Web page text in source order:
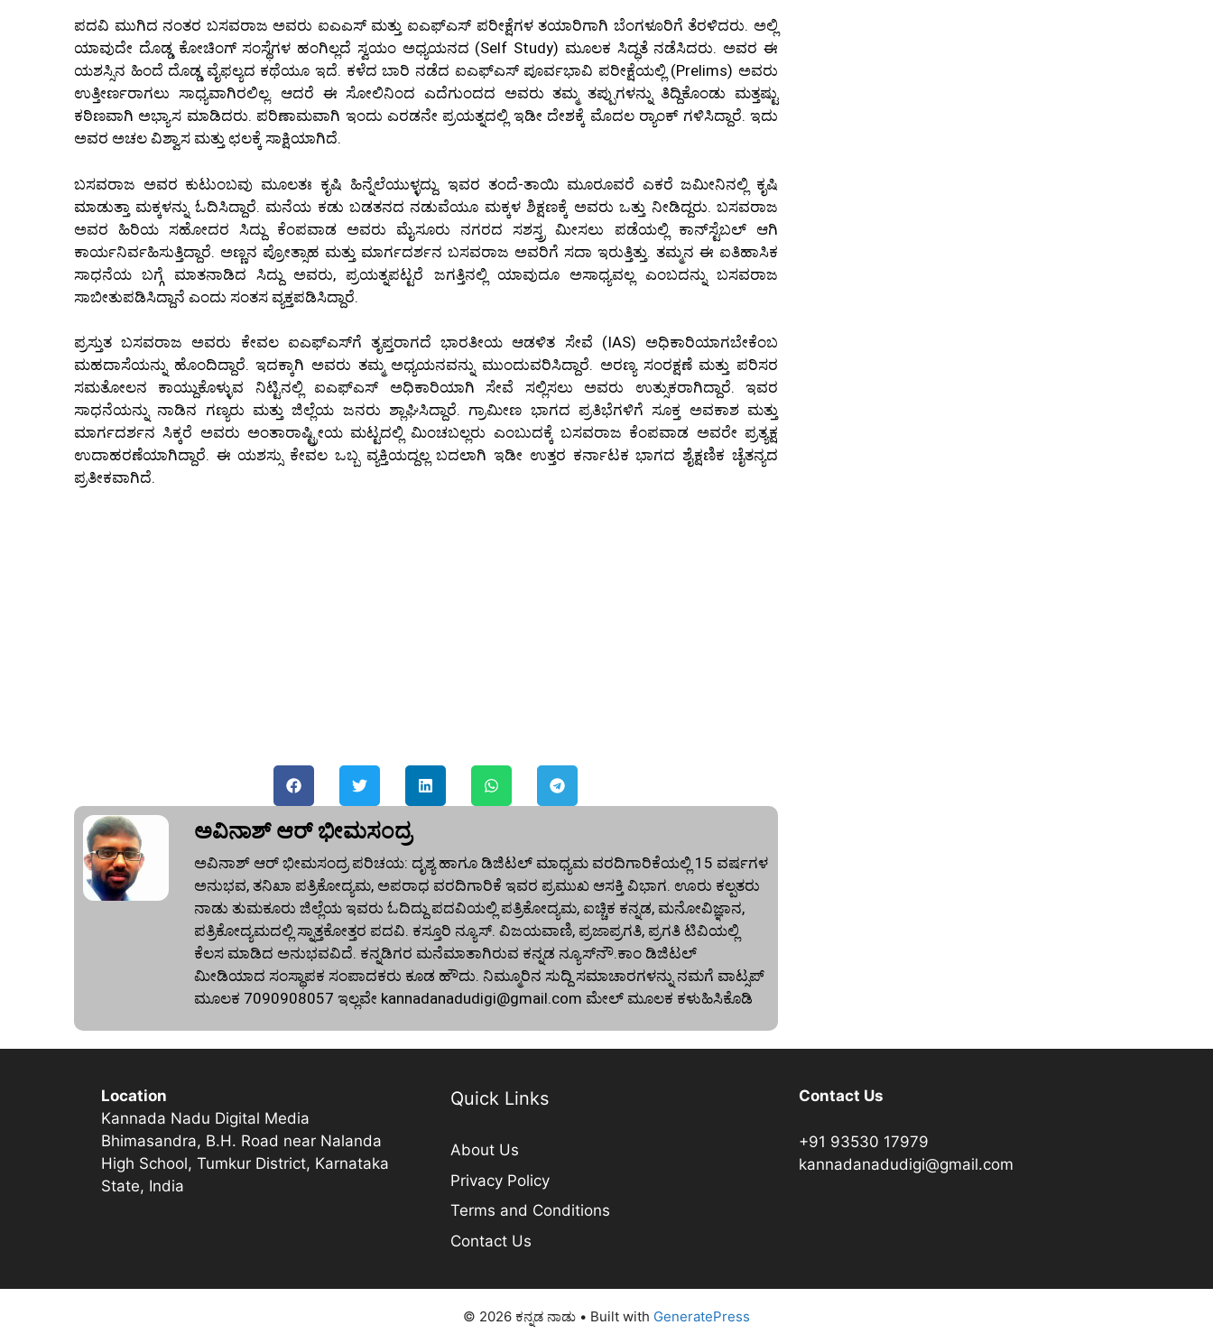
ಪದವಿ ಮುಗಿದ ನಂತರ ಬಸವರಾಜ ಅವರು ಐಎಎಸ್‌ ಮತ್ತು ಐಎಫ್‌ಎಸ್‌ ಪರೀಕ್ಷೆಗಳ ತಯಾರಿಗಾಗಿ ಬೆಂಗಳೂರಿಗೆ ತೆರಳಿದರು. ಅಲ್ಲಿ
ಯಾವುದೇ ದೊಡ್ಡ ಕೋಚಿಂಗ್ ಸಂಸ್ಥೆಗಳ ಹಂಗಿಲ್ಲದೆ ಸ್ವಯಂ ಅಧ್ಯಯನದ (Self Study) ಮೂಲಕ ಸಿದ್ಧತೆ ನಡೆಸಿದರು. ಅವರ ಈ
ಯಶಸ್ಸಿನ ಹಿಂದೆ ದೊಡ್ಡ ವೈಫಲ್ಯದ ಕಥೆಯೂ ಇದೆ. ಕಳೆದ ಬಾರಿ ನಡೆದ ಐಎಫ್‌ಎಸ್‌ ಪೂರ್ವಭಾವಿ ಪರೀಕ್ಷೆಯಲ್ಲಿ (Prelims) ಅವರು
ಉತ್ತೀರ್ಣರಾಗಲು ಸಾಧ್ಯವಾಗಿರಲಿಲ್ಲ. ಆದರೆ ಈ ಸೋಲಿನಿಂದ ಎದೆಗುಂದದ ಅವರು ತಮ್ಮ ತಪ್ಪುಗಳನ್ನು ತಿದ್ದಿಕೊಂಡು ಮತ್ತಷ್ಟು
ಕಠಿಣವಾಗಿ ಅಭ್ಯಾಸ ಮಾಡಿದರು. ಪರಿಣಾಮವಾಗಿ ಇಂದು ಎರಡನೇ ಪ್ರಯತ್ನದಲ್ಲಿ ಇಡೀ ದೇಶಕ್ಕೆ ಮೊದಲ ರ್‍ಯಾಂಕ್ ಗಳಿಸಿದ್ದಾರೆ. ಇದು
ಅವರ ಅಚಲ ವಿಶ್ವಾಸ ಮತ್ತು ಛಲಕ್ಕೆ ಸಾಕ್ಷಿಯಾಗಿದೆ.
ಬಸವರಾಜ ಅವರ ಕುಟುಂಬವು ಮೂಲತಃ ಕೃಷಿ ಹಿನ್ನೆಲೆಯುಳ್ಳದ್ದು. ಇವರ ತಂದೆ-ತಾಯಿ ಮೂರೂವರೆ ಎಕರೆ ಜಮೀನಿನಲ್ಲಿ ಕೃಷಿ
ಮಾಡುತ್ತಾ ಮಕ್ಕಳನ್ನು ಓದಿಸಿದ್ದಾರೆ. ಮನೆಯ ಕಡು ಬಡತನದ ನಡುವೆಯೂ ಮಕ್ಕಳ ಶಿಕ್ಷಣಕ್ಕೆ ಅವರು ಒತ್ತು ನೀಡಿದ್ದರು. ಬಸವರಾಜ
ಅವರ ಹಿರಿಯ ಸಹೋದರ ಸಿದ್ದು ಕೆಂಪವಾಡ ಅವರು ಮೈಸೂರು ನಗರದ ಸಶಸ್ತ್ರ ಮೀಸಲು ಪಡೆಯಲ್ಲಿ ಕಾನ್‌ಸ್ಟೆಬಲ್‌ ಆಗಿ
ಕಾರ್ಯನಿರ್ವಹಿಸುತ್ತಿದ್ದಾರೆ. ಅಣ್ಣನ ಪ್ರೋತ್ಸಾಹ ಮತ್ತು ಮಾರ್ಗದರ್ಶನ ಬಸವರಾಜ ಅವರಿಗೆ ಸದಾ ಇರುತ್ತಿತ್ತು. ತಮ್ಮನ ಈ ಐತಿಹಾಸಿಕ
ಸಾಧನೆಯ ಬಗ್ಗೆ ಮಾತನಾಡಿದ ಸಿದ್ದು ಅವರು, ಪ್ರಯತ್ನಪಟ್ಟರೆ ಜಗತ್ತಿನಲ್ಲಿ ಯಾವುದೂ ಅಸಾಧ್ಯವಲ್ಲ ಎಂಬದನ್ನು ಬಸವರಾಜ
ಸಾಬೀತುಪಡಿಸಿದ್ದಾನೆ ಎಂದು ಸಂತಸ ವ್ಯಕ್ತಪಡಿಸಿದ್ದಾರೆ.
ಪ್ರಸ್ತುತ ಬಸವರಾಜ ಅವರು ಕೇವಲ ಐಎಫ್‌ಎಸ್‌ಗೆ ತೃಪ್ತರಾಗದೆ ಭಾರತೀಯ ಆಡಳಿತ ಸೇವೆ (IAS) ಅಧಿಕಾರಿಯಾಗಬೇಕೆಂಬ
ಮಹದಾಸೆಯನ್ನು ಹೊಂದಿದ್ದಾರೆ. ಇದಕ್ಕಾಗಿ ಅವರು ತಮ್ಮ ಅಧ್ಯಯನವನ್ನು ಮುಂದುವರಿಸಿದ್ದಾರೆ. ಅರಣ್ಯ ಸಂರಕ್ಷಣೆ ಮತ್ತು ಪರಿಸರ
ಸಮತೋಲನ ಕಾಯ್ದುಕೊಳ್ಳುವ ನಿಟ್ಟಿನಲ್ಲಿ ಐಎಫ್‌ಎಸ್‌ ಅಧಿಕಾರಿಯಾಗಿ ಸೇವೆ ಸಲ್ಲಿಸಲು ಅವರು ಉತ್ಸುಕರಾಗಿದ್ದಾರೆ. ಇವರ
ಸಾಧನೆಯನ್ನು ನಾಡಿನ ಗಣ್ಯರು ಮತ್ತು ಜಿಲ್ಲೆಯ ಜನರು ಶ್ಲಾಘಿಸಿದ್ದಾರೆ. ಗ್ರಾಮೀಣ ಭಾಗದ ಪ್ರತಿಭೆಗಳಿಗೆ ಸೂಕ್ತ ಅವಕಾಶ ಮತ್ತು
ಮಾರ್ಗದರ್ಶನ ಸಿಕ್ಕರೆ ಅವರು ಅಂತಾರಾಷ್ಟ್ರೀಯ ಮಟ್ಟದಲ್ಲಿ ಮಿಂಚಬಲ್ಲರು ಎಂಬುದಕ್ಕೆ ಬಸವರಾಜ ಕೆಂಪವಾಡ ಅವರೇ ಪ್ರತ್ಯಕ್ಷ
ಉದಾಹರಣೆಯಾಗಿದ್ದಾರೆ. ಈ ಯಶಸ್ಸು ಕೇವಲ ಒಬ್ಬ ವ್ಯಕ್ತಿಯದ್ದಲ್ಲ ಬದಲಾಗಿ ಇಡೀ ಉತ್ತರ ಕರ್ನಾಟಕ ಭಾಗದ ಶೈಕ್ಷಣಿಕ ಚೈತನ್ಯದ
ಪ್ರತೀಕವಾಗಿದೆ.
ಅವಿನಾಶ್‌ ಆರ್‌ ಭೀಮಸಂದ್ರ
ಅವಿನಾಶ್‌ ಆರ್‌ ಭೀಮಸಂದ್ರ ಪರಿಚಯ: ದೃಶ್ಯ ಹಾಗೂ ಡಿಜಿಟಲ್ ಮಾಧ್ಯಮ ವರದಿಗಾರಿಕೆಯಲ್ಲಿ 15 ವರ್ಷಗಳ
ಅನುಭವ, ತನಿಖಾ ಪತ್ರಿಕೋದ್ಯಮ, ಅಪರಾಧ ವರದಿಗಾರಿಕೆ ಇವರ ಪ್ರಮುಖ ಆಸಕ್ತಿ ವಿಭಾಗ. ಊರು ಕಲ್ಪತರು
ನಾಡು ತುಮಕೂರು ಜಿಲ್ಲೆಯ ಇವರು ಓದಿದ್ದು ಪದವಿಯಲ್ಲಿ ಪತ್ರಿಕೋದ್ಯಮ, ಐಚ್ಚಿಕ ಕನ್ನಡ, ಮನೋವಿಜ್ಞಾನ,
ಪತ್ರಿಕೋದ್ಯಮದಲ್ಲಿ ಸ್ನಾತ್ತಕೋತ್ತರ ಪದವಿ. ಕಸ್ತೂರಿ ನ್ಯೂಸ್‌. ವಿಜಯವಾಣಿ, ಪ್ರಜಾಪ್ರಗತಿ, ಪ್ರಗತಿ ಟಿವಿಯಲ್ಲಿ
ಕೆಲಸ ಮಾಡಿದ ಅನುಭವವಿದೆ. ಕನ್ನಡಿಗರ ಮನೆಮಾತಾಗಿರುವ ಕನ್ನಡ ನ್ಯೂಸ್‌ನೌ.ಕಾಂ ಡಿಜಿಟಲ್‌
ಮೀಡಿಯಾದ ಸಂಸ್ಥಾಪಕ ಸಂಪಾದಕರು ಕೂಡ ಹೌದು. ನಿಮ್ಮೂರಿನ ಸುದ್ದಿ ಸಮಾಚಾರಗಳನ್ನು ನಮಗೆ ವಾಟ್ಸಪ್‌
ಮೂಲಕ 7090908057 ಇಲ್ಲವೇ kannadanadudigi@gmail.com ಮೇಲ್‌ ಮೂಲಕ ಕಳುಹಿಸಿಕೊಡಿ
Location
Kannada Nadu Digital Media
Bhimasandra, B.H. Road near Nalanda
High School, Tumkur District, Karnataka
State, India
Quick Links
About Us
Privacy Policy
Terms and Conditions
Contact Us
Contact Us
+91 93530 17979
kannadanadudigi@gmail.com
© 2026 ಕನ್ನಡ ನಾಡು • Built with GeneratePress